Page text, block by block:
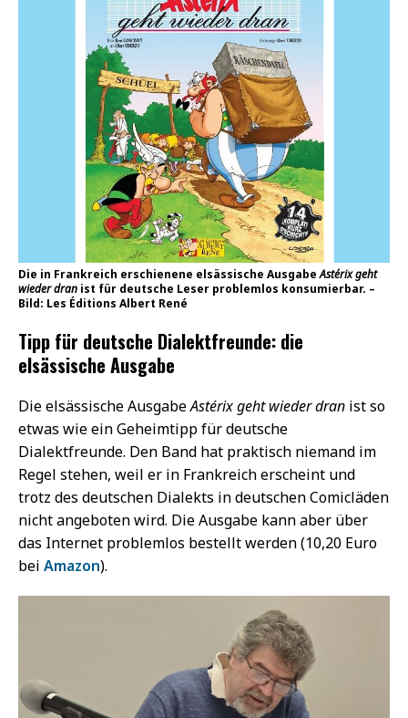
Die in Frankreich erschienene elsässische AusgabeAstérix geht
wieder dran ist für deutsche Leser problemlos konsumierbar. –
Bild: Les Éditions Albert René
Tipp für deutsche Dialektfreunde: die
elsässische Ausgabe
Die elsässische AusgabeAstérix geht wieder dran ist so
etwas wie ein Geheimtipp für deutsche
Dialektfreunde. Den Band hat praktisch niemand im
Regel stehen, weil er in Frankreich erscheint und
trotz des deutschen Dialekts in deutschen Comicläden
nicht angeboten wird. Die Ausgabe kann aber über
das Internet problemlos bestellt werden (10,20 Euro
bei Amazon).